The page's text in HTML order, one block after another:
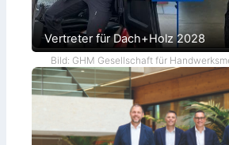
Vertreter für Dach+Holz 2028
Bild: GHM Gesellschaft für